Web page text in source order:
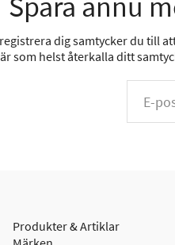
dig samtycker du
som helst återkalla ditt
Produkter & Artiklar